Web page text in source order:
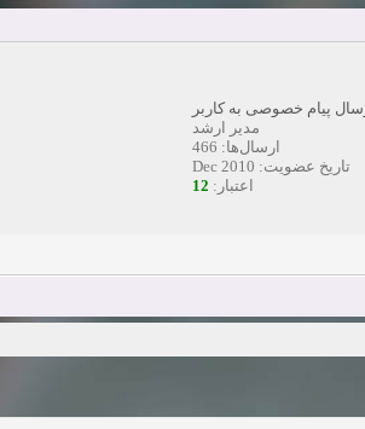
دعوت به همکاری مشاهده:0
پیام خصوصی به کاربر
مدیر ارشد
ارسال‌ها: 466
تاریخ عضویت: Dec 2010
اعتبار: 12